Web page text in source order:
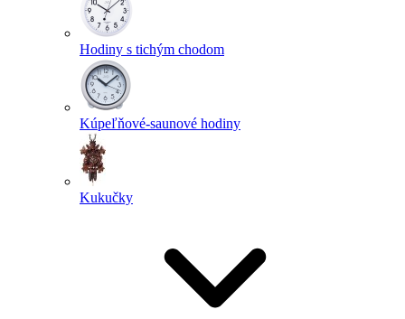
Hodiny s tichým chodom
Kúpeľňové-saunové hodiny
Kukučky